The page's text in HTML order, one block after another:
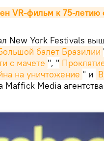
VR-фильм к 75-летию
New York Festivals
балет Бразилии
с мачете ", "
на уничтожение " и
Maffick Media